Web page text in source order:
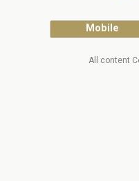
Mobile
All content